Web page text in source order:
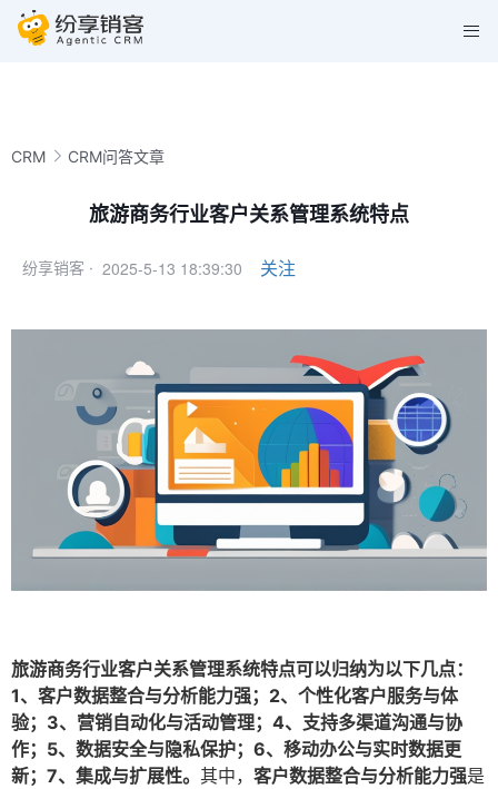
CRM CRM问答文章
旅游商务行业客户关系管理系统特点
纷享销客 · 2025-5-13 18:39:30 关注
旅游商务行业客户关系管理系统特点可以归纳为以下几点：
1、客户数据整合与分析能力强；2、个性化客户服务与体
验；3、营销自动化与活动管理；4、支持多渠道沟通与协
作；5、数据安全与隐私保护；6、移动办公与实时数据更
新；7、集成与扩展性。 其中， 客户数据整合与分析能力强是